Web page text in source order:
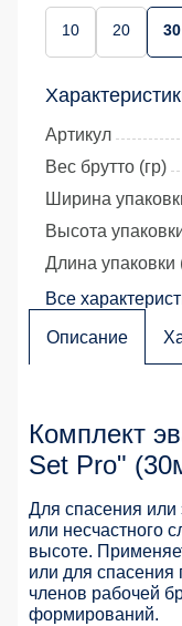
10 20 30
Артикул
Вес брутто (гр)
Ширина
Высота
Длина
Все
Описание
Комплект
Set Pro"
Для спасения или
или несчастного
высоте.
или для
членов рабочей
формирований.